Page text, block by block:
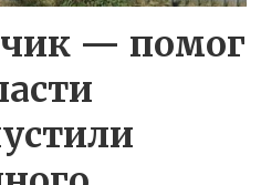
— помог